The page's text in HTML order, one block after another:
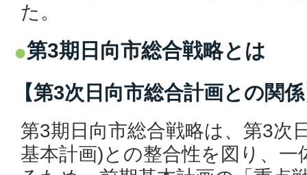
た。
第3期日向市総合戦略とは
【第3次日向市総合計画との関
第3期日向市総合戦略は、第3次
基本計画)との整合性を図り、一